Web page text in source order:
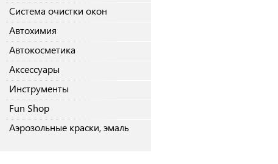
Система очистки окон
Автохимия
Автокосметика
Аксессуары
Инструменты
Fun Shop
Аэрозольные краски, эмаль